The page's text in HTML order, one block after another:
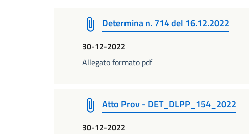
Determina n. 714 del 16.12.2022
30-12-2022
Allegato formato pdf
Atto Prov - DET_DLPP_154_2022
30-12-2022